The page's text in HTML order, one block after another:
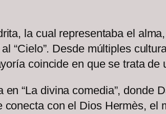
la cual representaba el
“Cielo”. Desde múltiples
coincide en que se trata de
“La divina comedia”, donde
con el Dios Hermès, el